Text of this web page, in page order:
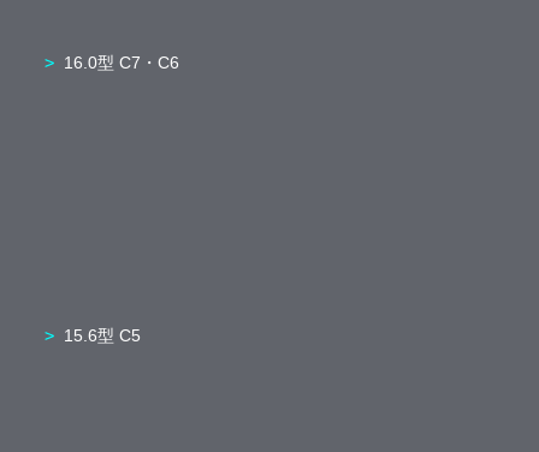
16.0型 C7・C6
15.6型 C5